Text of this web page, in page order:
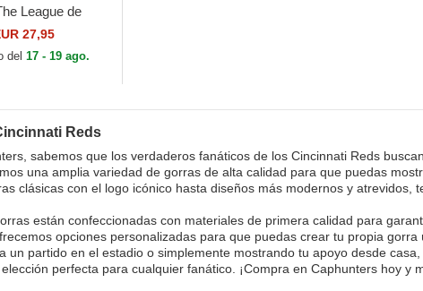
League de
MLB de
27,95
del 17 - 19 ago.
Reds
sabemos que los verdaderos fanáticos de los Cincinnati Reds
una amplia variedad de gorras de alta calidad para que puedas
clásicas con el logo icónico hasta diseños más modernos y atrevidos,
están confeccionadas con materiales de primera calidad para
opciones personalizadas para que puedas crear tu propia
un partido en el estadio o simplemente mostrando tu apoyo desde
perfecta para cualquier fanático. ¡Compra en Caphunters hoy y